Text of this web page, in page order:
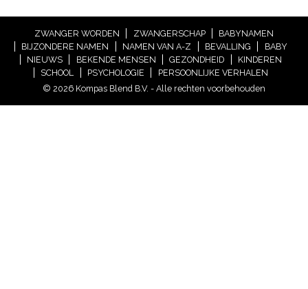
ZWANGER WORDEN ZWANGERSCHAP
BABYNAMEN
BIJZONDERE NAMEN
NAMEN VAN A-Z BEVALLING
BABY
NIEUWS
BEKENDE MENSEN GEZONDHEID
KINDEREN
SCHOOL
PSYCHOLOGIE
PERSOONLIJKE VERHALEN
© 2026 Kompas Blend B.V. - Alle rechten voorbehouden